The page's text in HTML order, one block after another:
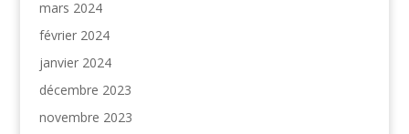
mars 2024
février 2024
janvier 2024
décembre 2023
novembre 2023